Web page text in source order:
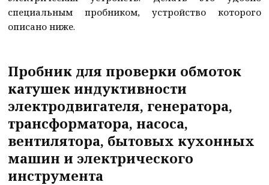
специальным пробником, устройство которого
описано ниже.
Пробник для проверки обмоток
катушек индуктивности
электродвигателя, генератора,
трансформатора, насоса,
вентилятора, бытовых кухонных
машин и электрического
инструмента